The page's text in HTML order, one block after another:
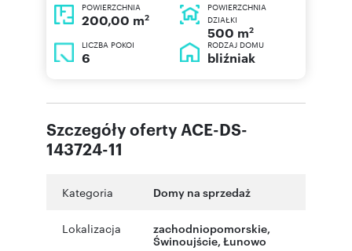
POWIERZCHNIA
200,00 m2
POWIERZCHNIA
DZIAŁKI
500 m2
LICZBA POKOI
6
RODZAJ DOMU
bliźniak
Szczegóły oferty ACE-DS-
143724-11
Kategoria Domy na sprzedaż
Lokalizacja zachodniopomorskie,
Świnoujście, Łunowo